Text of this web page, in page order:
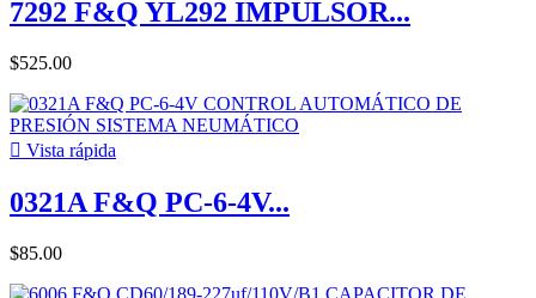
7292 F&Q YL292 IMPULSOR...
$525.00
 Vista rápida
0321A F&Q PC-6-4V...
$85.00